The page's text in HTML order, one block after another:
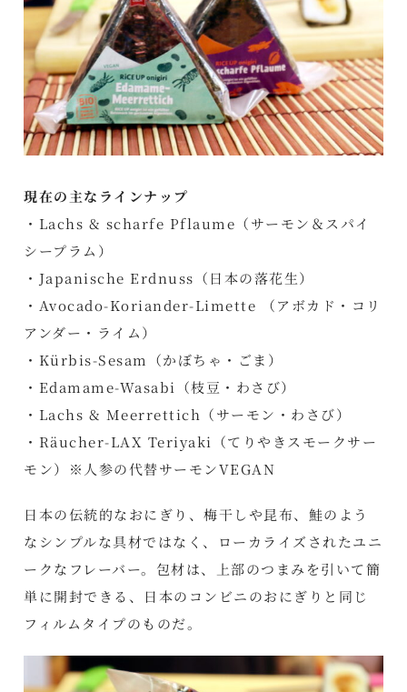
現在の主なラインナップ
・Lachs & scharfe Pflaume（サーモン＆スパイ
シープラム）
・Japanische Erdnuss（日本の落花生）
・Avocado-Koriander-Limette （アボカド・コリ
アンダー・ライム）
・Kürbis-Sesam（かぼちゃ・ごま）
・Edamame-Wasabi（枝豆・わさび）
・Lachs & Meerrettich（サーモン・わさび）
・Räucher-LAX Teriyaki（てりやきスモークサー
モン）※人参の代替サーモンVEGAN
日本の伝統的なおにぎり、梅干しや昆布、鮭のよう
なシンプルな具材ではなく、ローカライズされたユニ
ークなフレーバー。包材は、上部のつまみを引いて簡
単に開封できる、日本のコンビニのおにぎりと同じ
フィルムタイプのものだ。